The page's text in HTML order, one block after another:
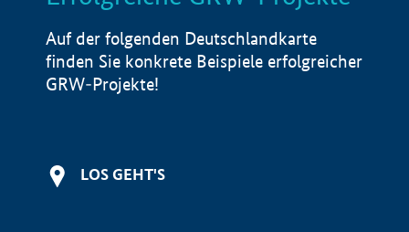
Auf der folgenden Deutschlandkarte
finden Sie konkrete Beispiele erfolgreicher
GRW-Projekte!
LOS GEHT'S